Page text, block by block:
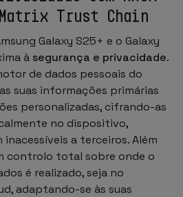
Trust Chain
Galaxy S25+ e o Galaxy
à segurança e privacidade.
de dados pessoais do
suas informações primárias
personalizadas, cifrando-as
no dispositivo,
a terceiros. Além
controlo total sobre onde o
é realizado, seja no
adaptando-se às suas